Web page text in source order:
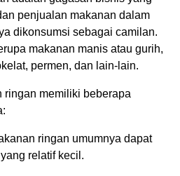
penjualan makanan dalam
dikonsumsi sebagai camilan.
makanan manis atau gurih,
permen, dan lain-lain.
ringan memiliki beberapa
ringan umumnya dapat
relatif kecil.